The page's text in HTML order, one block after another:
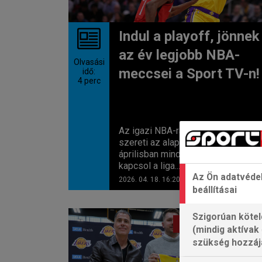
Olvasási
idő:
4 perc
Indul a playoff, jönnek
az év legjobb NBA-
meccsei a Sport TV-n!
Az igazi NBA-rajongó nagyon
szereti az alapszakaszt, de
áprilisban mindig új fokozatba
kapcsol a liga...
2026. 04. 18. 16:20
AMERIKAI SPORTOK
Az Ön
beállításai
Szigorúan
(mindig aktívak
szükség